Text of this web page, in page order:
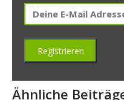
Ähnliche